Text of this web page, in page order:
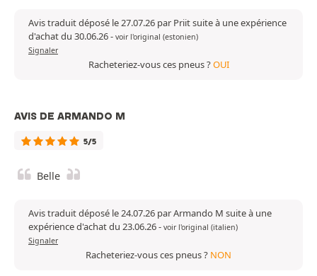
Avis traduit déposé le 27.07.26 par Priit suite à une expérience
d'achat du 30.06.26- voir l'original (estonien)
Signaler
Racheteriez-vous ces pneus ?OUI
AVIS DE ARMANDO M
5/5
Belle
Avis traduit déposé le 24.07.26 par Armando M suite à une
expérience d'achat du 23.06.26- voir l'original (italien)
Signaler
Racheteriez-vous ces pneus ? NON